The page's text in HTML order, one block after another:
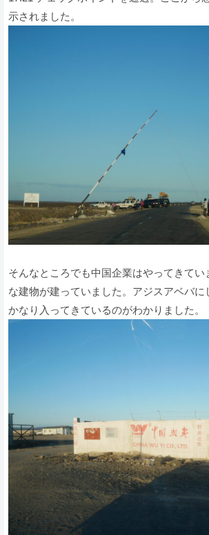
示されました。
そんなところでも中国企業はやってきてい
な建物が建っていました。アジスアベバ
かなり入ってきているのがわかりました。